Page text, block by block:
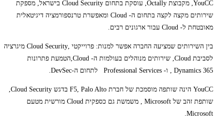
YouCC, מקבוצת Octally, עוסקת בתחום Cloud Security בישראל, מספקת
שירותים מקצה לקצה בתחום ה- Cloud ומאפשרת טרנספורמציה דיגיטאלית
מאובטחת ל- Cloud עבור ארגונים רבים.
בין השירותים שמציעה החברה אפשר למנות: פרוייקטי ,Cloud Security מיגרציה
לסביבת Cloud, שירותים מנוהלים בעולמות ה- Cloud,הטמעת פתרונות
Dynamics 365 , ו- Professional Services לתחום ה-DevSec.
YouCC הינה שותפה מוסמכת של חברת F5, Palo Alto בדגש Cloud Security,
שותפת זהב של Microsoft , משמשת גם כספקית Cloud מורשית מטעם
Microsoft.